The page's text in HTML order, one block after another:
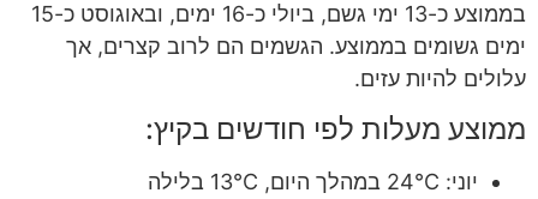
בממוצע כ-13 ימי גשם, ביולי כ-16 ימים, ובאוגוסט כ-15
ימים גשומים בממוצע. הגשמים הם לרוב קצרים, אך
עלולים להיות עזים.
ממוצע מעלות לפי חודשים בקיץ:
יוני: 24°C במהלך היום, 13°C בלילה